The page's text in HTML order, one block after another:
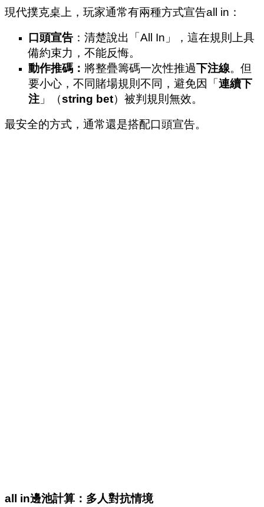
現代撲克桌上，玩家通常有兩種方式宣告all in：
口頭宣告 ：清楚說出「All In」，這在規則上具
備約束力，不能反悔。
動作推碼： 將整疊籌碼一次性推過下注線。但
要小心，不同賭場規則不同，避免因「連續下
注 」（string bet）被判規則無效。
最安全的方式，通常還是搭配口頭宣告。
all in邊池計算：多人對抗情境